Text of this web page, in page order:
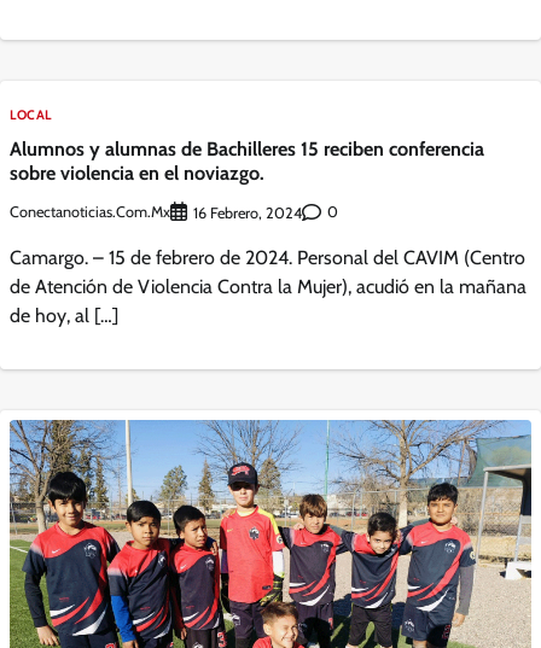
LOCAL
Alumnos y alumnas de Bachilleres 15 reciben conferencia
sobre violencia en el noviazgo.
Conectanoticias.com.mx 16 Febrero, 2024 0
Camargo. – 15 de febrero de 2024. Personal del CAVIM (Centro
de Atención de Violencia Contra la Mujer), acudió en la mañana
de hoy, al […]